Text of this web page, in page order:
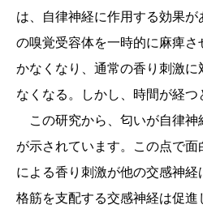
は、自律神経に作用する効果
の嗅覚受容体を一時的に麻痺
かなくなり、通常の香り刺激
なくなる。しかし、時間が経つ
この研究から、匂いが自律神
が示されています。この点で
による香り刺激が他の交感神
格筋を支配する交感神経は促